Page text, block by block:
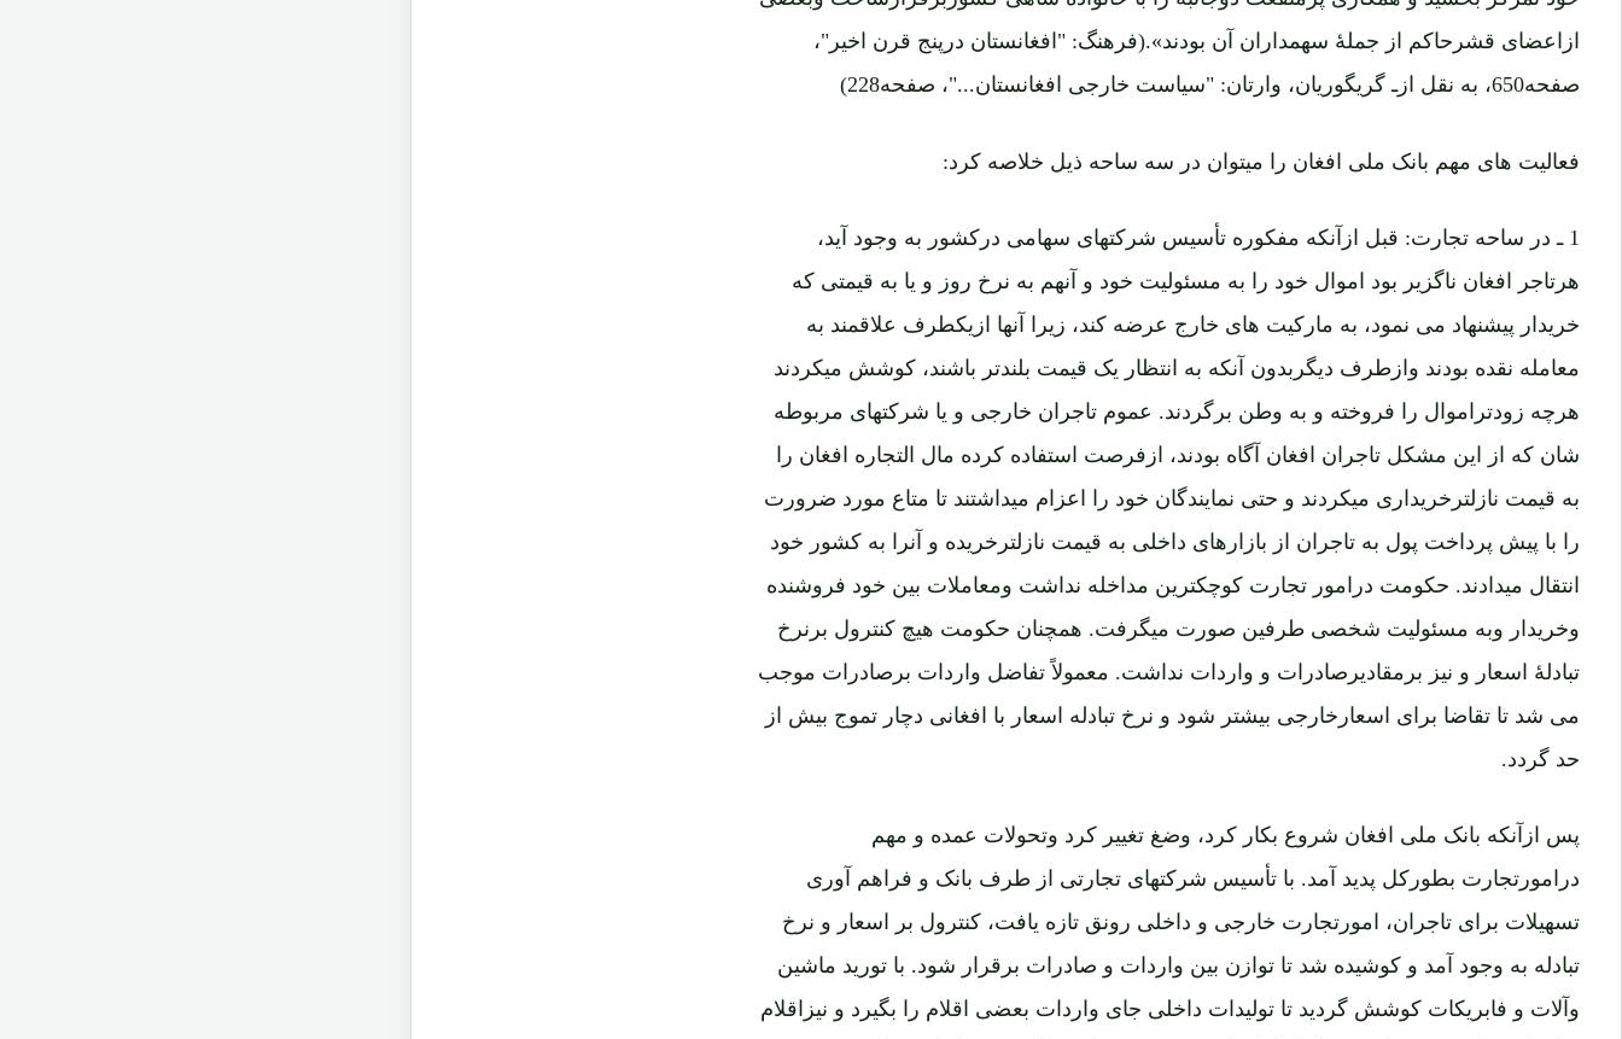
ازاعضای قشرحاکم از جملۀ سهمداران آن بودند».(فرهنگ: "افغانستان درپنج قرن اخیر"،
صفحه650، به نقل ازـ گریگوریان، وارتان: "سیاست خارجی افغانستان..."، صفحه228)
فعالیت های مهم بانک ملی افغان را میتوان در سه ساحه ذیل خلاصه کرد:
1 ـ در ساحه تجارت: قبل ازآنکه مفکوره تأسیس شرکتهای سهامی درکشور به وجود آید،
هرتاجر افغان ناگزیر بود اموال خود را به مسئولیت خود و آنهم به نرخ روز و یا به قیمتی که
خریدار پیشنهاد می نمود، به مارکیت های خارج عرضه کند، زیرا آنها ازیکطرف علاقمند به
معامله نقده بودند وازطرف دیگربدون آنکه به انتظار یک قیمت بلندتر باشند، کوشش میکردند
هرچه زودتراموال را فروخته و به وطن برگردند. عموم تاجران خارجی و یا شرکتهای مربوطه
شان که از این مشکل تاجران افغان آگاه بودند، ازفرصت استفاده کرده مال التجاره افغان را
به قیمت نازلترخریداری میکردند و حتی نمایندگان خود را اعزام میداشتند تا متاع مورد ضرورت
را با پیش پرداخت پول به تاجران از بازارهای داخلی به قیمت نازلترخریده و آنرا به کشور خود
انتقال میدادند. حکومت درامور تجارت کوچکترین مداخله نداشت ومعاملات بین خود فروشنده
وخریدار وبه مسئولیت شخصی طرفین صورت میگرفت. همچنان حکومت هیچ کنترول برنرخ
تبادلۀ اسعار و نیز برمقادیرصادرات و واردات نداشت. معمولاً تفاضل واردات برصادرات موجب
می شد تا تقاضا برای اسعارخارجی بیشتر شود و نرخ تبادله اسعار با افغانی دچار تموج بیش از
حد گردد.
پس ازآنکه بانک ملی افغان شروع بکار کرد، وضغ تغییر کرد وتحولات عمده و مهم
درامورتجارت بطورکل پدید آمد. با تأسیس شرکتهای تجارتی از طرف بانک و فراهم آوری
تسهیلات برای تاجران، امورتجارت خارجی و داخلی رونق تازه یافت، کنترول بر اسعار و نرخ
تبادله به وجود آمد و کوشیده شد تا توازن بین واردات و صادرات برقرار شود. با تورید ماشین
وآلات و فابریکات کوشش گردید تا تولیدات داخلی جای واردات بعضی اقلام را بگیرد و نیزاقلام